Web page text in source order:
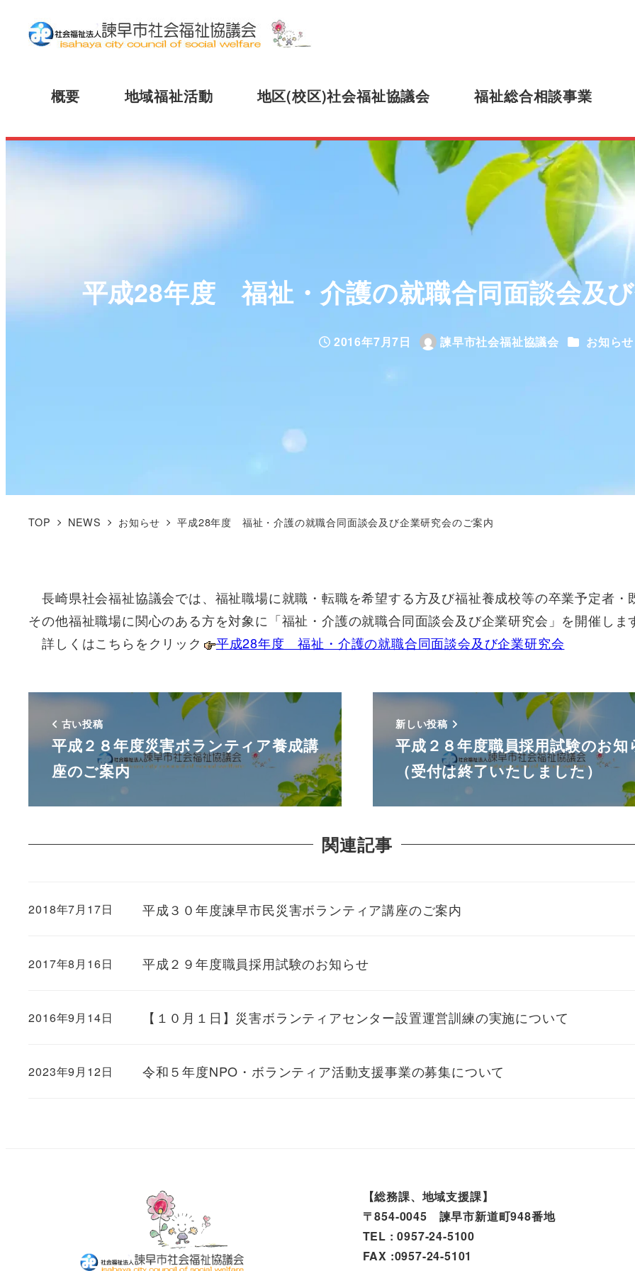
概要 地域福祉活動 地区(校区)社会福祉協議会 福祉総合相談事業
平成28年度 福祉・介護の就職合同面談会及
投稿日
2016年7月7日
著
諫早市社会福祉協議会 カテゴリー
お知らせ
TOP NEWS お知らせ 平成28年度 福祉・介護の就職合同面談会及び企業研究会のご案内
長崎県社会福祉協議会では、福祉職場に就職・転職を希望する方及び福祉養成校等の卒業予定者・
その他福祉職場に関心のある方を対象に「福祉・介護の就職合同面談会及び企業研究会」を開催しま
詳しくはこちらをクリック
平成28年度 福祉・介護の就職合同面談会及び企業研究会
古い投稿
平成２８年度災害ボランティア養成講
座のご案内
新しい投稿
平成２８年度職員採用試験のお知
（受付は終了いたしました）
関連記事
平成３０年度諫早市民災害ボランティア講座のご案内
2018年7月17日
平成２９年度職員採用試験のお知らせ
2017年8月16日
【１０月１日】災害ボランティアセンター設置運営訓練の実施について
2016年9月14日
令和５年度NPO・ボランティア活動支援事業の募集について
2023年9月12日
【総務課、地域支援課】
〒854-0045 諫早市新道町948番地
TEL : 0957-24-5100
FAX :0957-24-5101